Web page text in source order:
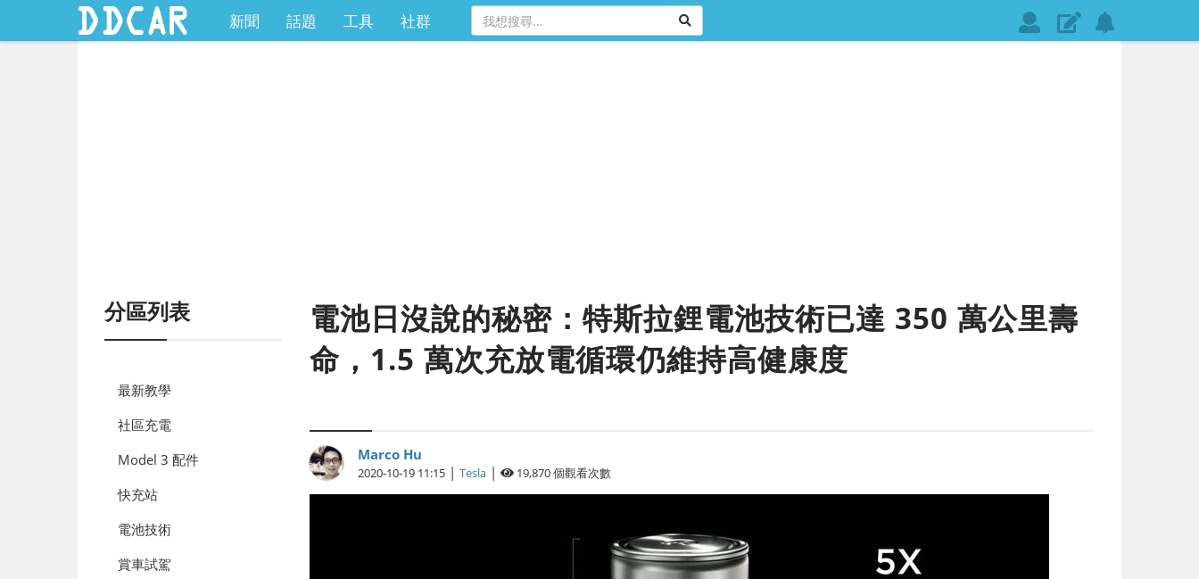
新聞 話題 工具 社群
會
員
發
表
設
定
分區列表
最新教學
社區充電
Model 3 配件
快充站
電池技術
賞車試駕
電池日沒說的秘密：特斯拉鋰電池技術已達 350 萬公里壽
命，1.5 萬次充放電循環仍維持高健康度
Marco Hu
2020-10-19 11:15 | Tesla | 19,870個觀看次數